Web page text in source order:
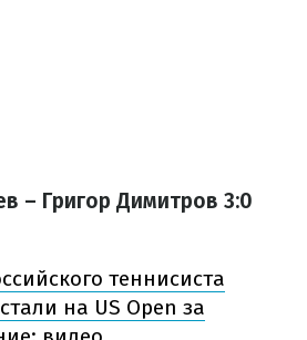
– Григор Димитров 3:0
теннисиста
на US Open за